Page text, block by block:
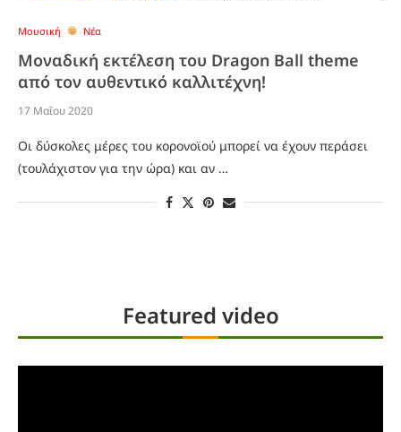
Μουσική Νέα
Μοναδική εκτέλεση του Dragon Ball theme
από τον αυθεντικό καλλιτέχνη!
17 Μαΐου 2020
Οι δύσκολες μέρες του κορονοϊού μπορεί να έχουν περάσει
(τουλάχιστον για την ώρα) και αν …
Featured video